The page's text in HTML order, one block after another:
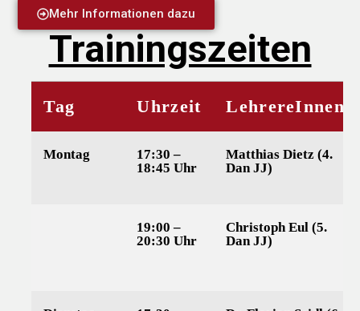
Mehr Informationen dazu
Trainingszeiten
Tag Uhrzeit LehrereInnen
Montag
17:30 –
18:45 Uhr
Matthias Dietz (4.
Dan JJ)
19:00 –
20:30 Uhr
Christoph Eul (5.
Dan JJ)